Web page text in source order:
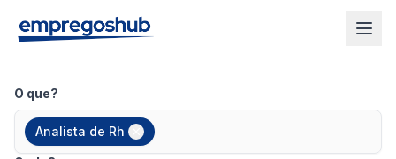
O que?
Analista de Rh